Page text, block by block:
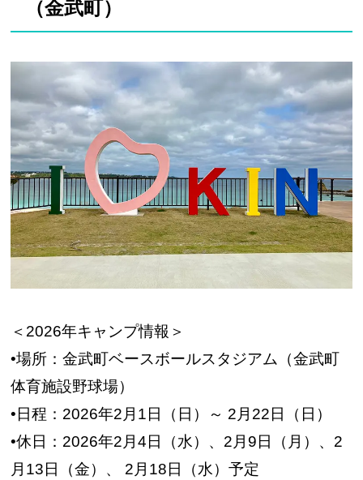
（金武町）
＜2026年キャンプ情報＞
•場所：金武町ベースボールスタジアム（金武町
体育施設野球場）
•日程：2026年2月1日（日）～ 2月22日（日）
•休日：2026年2月4日（水）、2月9日（月）、2
月13日（金）、 2月18日（水）予定